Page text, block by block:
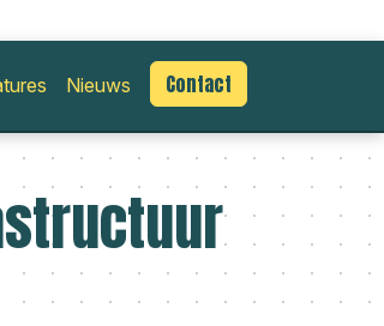
Nieuws Contact